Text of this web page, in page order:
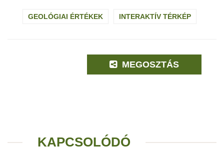
GEOLÓGIAI ÉRTÉKEK INTERAKTÍV TÉRKÉP
MEGOSZTÁS
KAPCSOLÓDÓ